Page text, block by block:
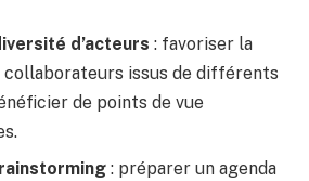
d’acteurs : favoriser la
issus de différents
de points de vue
: préparer un agenda